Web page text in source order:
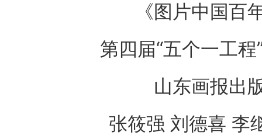
《图片中国百
第四届“五个一工程
山东画报出
张筱强 刘德喜 李